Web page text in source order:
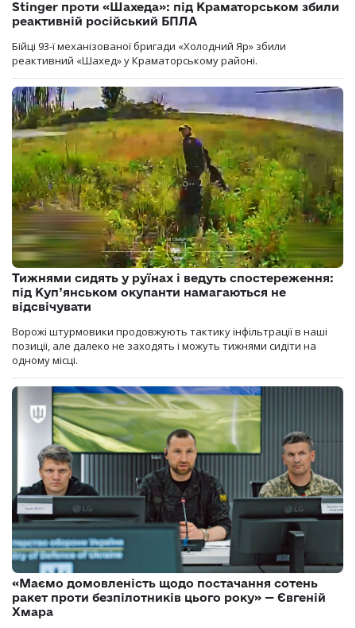
Stinger проти «Шахеда»: під Краматорськом збили
реактивній російський БПЛА
Бійці 93-ї механізованої бригади «Холодний Яр» збили
реактивний «Шахед» у Краматорському районі.
Тижнями сидять у руїнах і ведуть спостереження:
під Куп’янськом окупанти намагаються не
відсвічувати
Ворожі штурмовики продовжують тактику інфільтрації в наші
позиції, але далеко не заходять і можуть тижнями сидіти на
одному місці.
«Маємо домовленість щодо постачання сотень
ракет проти безпілотників цього року» — Євгеній
Хмара